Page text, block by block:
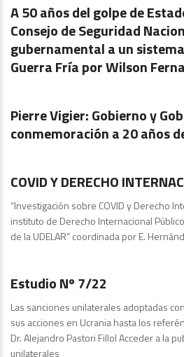
A 50 años del golpe de
Consejo de Seguridad
gubernamental a un
Guerra Fría por Wilson
Pierre Vigier: Gobierno y
conmemoración a 20 años
COVID Y DERECHO
“Investigación sobre COVID y Derecho
instituto de Derecho Internacional
de la UDELAR” coordinada por E.
Estudio Nº 7/22
Las sanciones unilaterales adoptadas
sus acciones en Ucrania hasta los
Dr. Alejandro Pastori Fillol Acceder a la
unilaterales